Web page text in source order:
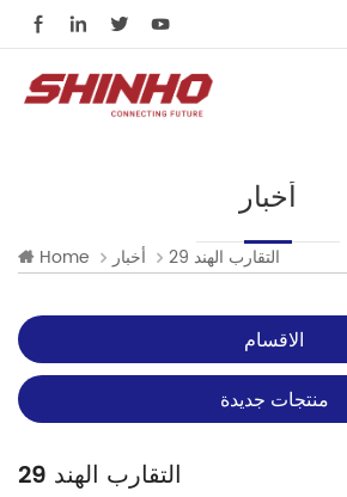
أخبار
Home أخبار التقارب الهند 29
الاقسام
منتجات جديدة
التقارب الهند 29